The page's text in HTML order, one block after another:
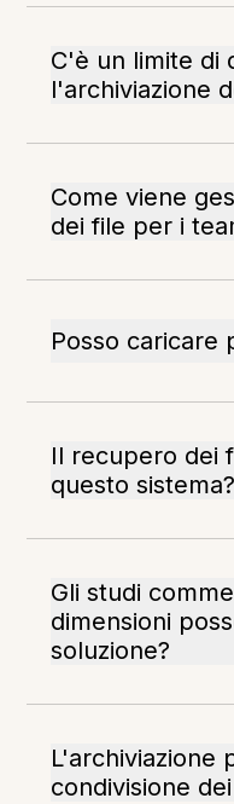
C'è un limite di
l'archiviazione
Come viene
dei file per i
Posso caricare
Il recupero dei
questo sistema?
Gli studi
dimensioni
soluzione?
L'archiviazione
condivisione